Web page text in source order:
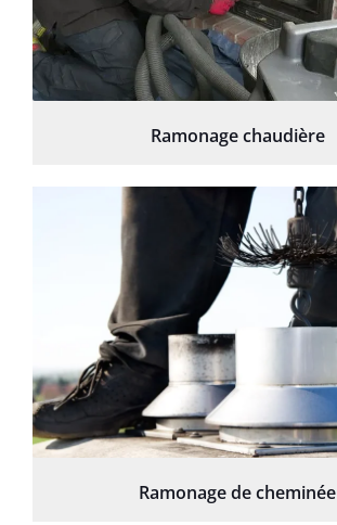
Ramonage chaudière
Ramonage de cheminée